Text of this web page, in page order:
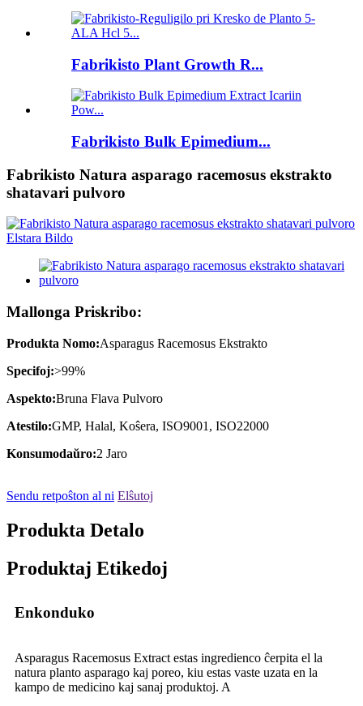
Fabrikisto Plant Growth R...
Fabrikisto Bulk Epimedium...
Fabrikisto Natura asparago racemosus ekstrakto
shatavari pulvoro
Mallonga Priskribo:
Produkta Nomo:Asparagus Racemosus Ekstrakto
Specifoj:>99%
Aspekto:Bruna Flava Pulvoro
Atestilo:GMP, Halal, Koŝera, ISO9001, ISO22000
Konsumodaŭro:2 Jaro
Sendu retpoŝton al ni Elŝutoj
Produkta Detalo
Produktaj Etikedoj
Enkonduko
Asparagus Racemosus Extract estas ingredienco ĉerpita el la
natura planto asparago kaj poreo, kiu estas vaste uzata en la
kampo de medicino kaj sanaj produktoj. A